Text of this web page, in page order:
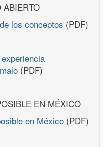
ABIERTO
los conceptos (PDF)
(PDF)
EN MÉXICO
en México (PDF)